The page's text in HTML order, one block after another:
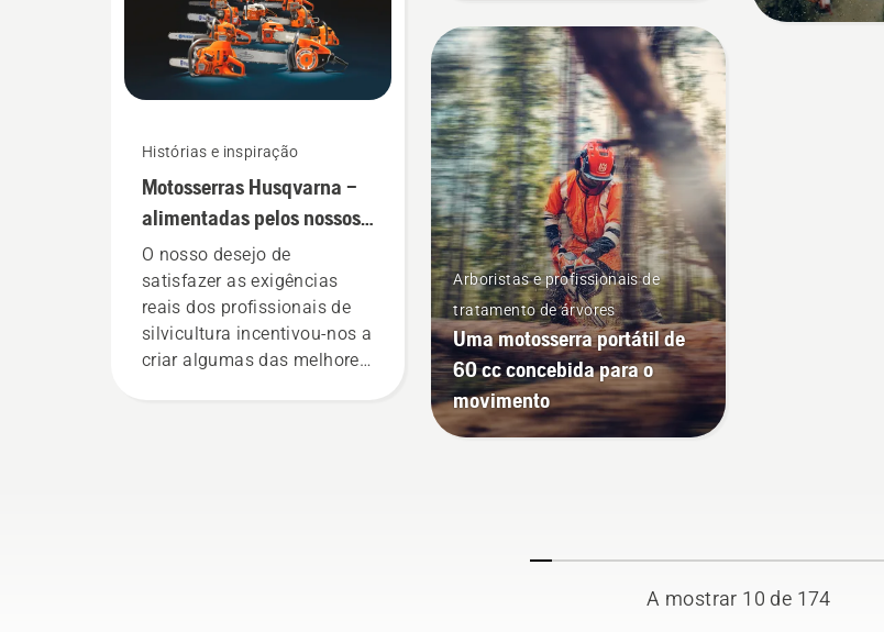
Histórias e inspiração
Motosserras Husqvarna –
alimentadas pelos nossos
utilizadores desde 1959
O nosso desejo de
satisfazer as exigências
reais dos profissionais de
silvicultura incentivou-nos a
criar algumas das melhores
Arboristas e profissionais de
tratamento de árvores
Uma motosserra portátil de
60 cc concebida para o
movimento
A mostrar 10 de 174